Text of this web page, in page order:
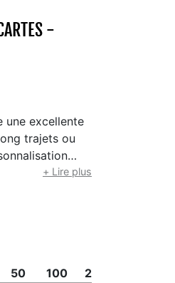
-
une excellente
trajets ou
est de 55 x 80
souhaitez
Une fois
compact. Un
88 mm Coins
1 couleur et
+ Lire plus
50 100 200